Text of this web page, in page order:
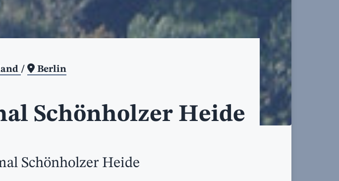
/ Berlin
Schönholzer Heide
Schönholzer Heide